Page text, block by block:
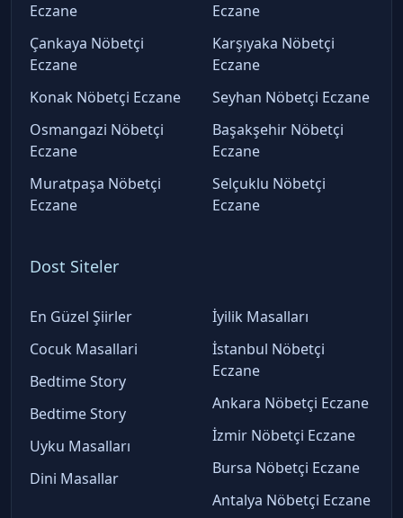
Eczane
Çankaya Nöbetçi
Eczane
Konak Nöbetçi Eczane
Osmangazi Nöbetçi
Eczane
Muratpaşa Nöbetçi
Eczane
Eczane
Karşıyaka Nöbetçi
Eczane
Seyhan Nöbetçi Eczane
Başakşehir Nöbetçi
Eczane
Selçuklu Nöbetçi
Eczane
Dost Siteler
En Güzel Şiirler
Cocuk Masallari
Bedtime Story
Bedtime Story
Uyku Masalları
Dini Masallar
İyilik Masalları
İstanbul Nöbetçi
Eczane
Ankara Nöbetçi Eczane
İzmir Nöbetçi Eczane
Bursa Nöbetçi Eczane
Antalya Nöbetçi Eczane